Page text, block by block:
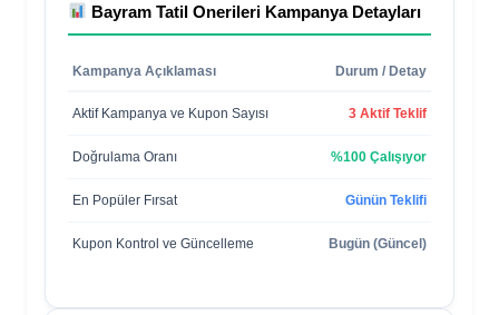
Bayram Tatil Onerileri Kampanya Detayları
Kampanya Açıklaması Durum / Detay
Aktif Kampanya ve Kupon Sayısı 3 Aktif Teklif
Doğrulama Oranı %100 Çalışıyor
En Popüler Fırsat Günün Teklifi
Kupon Kontrol ve Güncelleme Bugün (Güncel)